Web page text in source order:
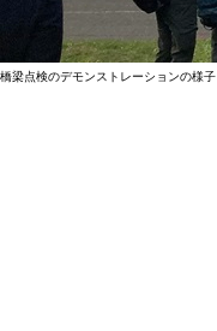
橋梁点検のデモンストレーションの様子